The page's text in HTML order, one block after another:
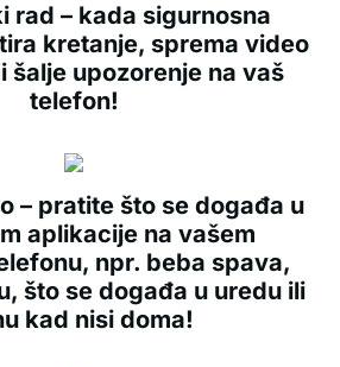
rad – kada sigurnosna
kretanje, sprema video
šalje upozorenje na vaš
telefon!
– pratite što se događa u
aplikacije na vašem
npr. beba spava,
što se događa u uredu ili
kad nisi doma!